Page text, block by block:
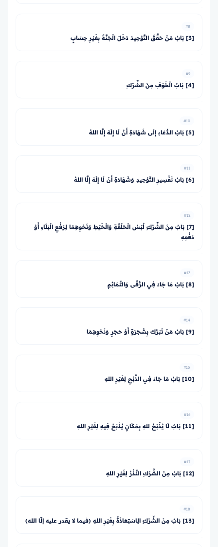
#8
[3] بَابٌ مَنْ حَقَّقَ التَّوْحِيدَ دَخَلَ الْجَنَّةَ بِغَيْرِ حِسَابٍ
#9
[4] بَابُ الْخَوْفِ مِنَ الشِّرْكِ
#10
[5] بَابُ الدُّعَاءِ إِلَى شَهَادَةِ أَنْ لَا إِلَهَ إِلَّا اللهُ
#11
[6] بَابُ تَفْسِيرِ التَّوْحِيدِ وَشَهَادَةِ أَنْ لَا إِلَهَ إِلَّا اللهُ
#12
[7] بَابٌ مِنَ الشِّرْكِ لُبْسُ الْحَلْقَةِ وَالْخَيْطِ وَنَحْوِهِمَا لِرَفْعِ الْبَلَاءِ أَوْ
دَفْعِهِ
#13
[8] بَابُ مَا جَاءَ فِي الرُّقَى وَالتَّمَائِمِ
#14
[9] بَابُ مَنْ تَبَرَّكَ بِشَجَرَةٍ أَوْ حَجَرٍ وَنَحْوِهِمَا
#15
[10] بَابُ مَا جَاءَ فِي الذَّبْحِ لِغَيْرِ اللهِ
#16
[11] بَابٌ لَا يُذْبَحُ للهِ بِمَكَانٍ يُذْبَحُ فِيهِ لِغَيْرِ اللهِ
#17
[12] بَابٌ مِنَ الشِّرْكِ النَّذْرُ لِغَيْرِ اللهِ
#18
[13] بَابٌ مِنَ الشِّرْكِ الِاسْتِعَاذَةُ بِغَيْرِ اللهِ (فيما لا يقدر عليه إلّا الله)